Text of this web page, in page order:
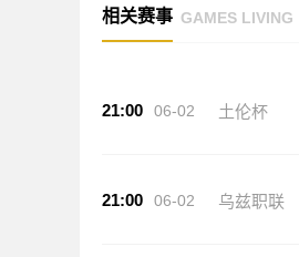
相关赛事 GAMES LIVING
21:00 06-02 土伦杯
21:00 06-02 乌兹职联